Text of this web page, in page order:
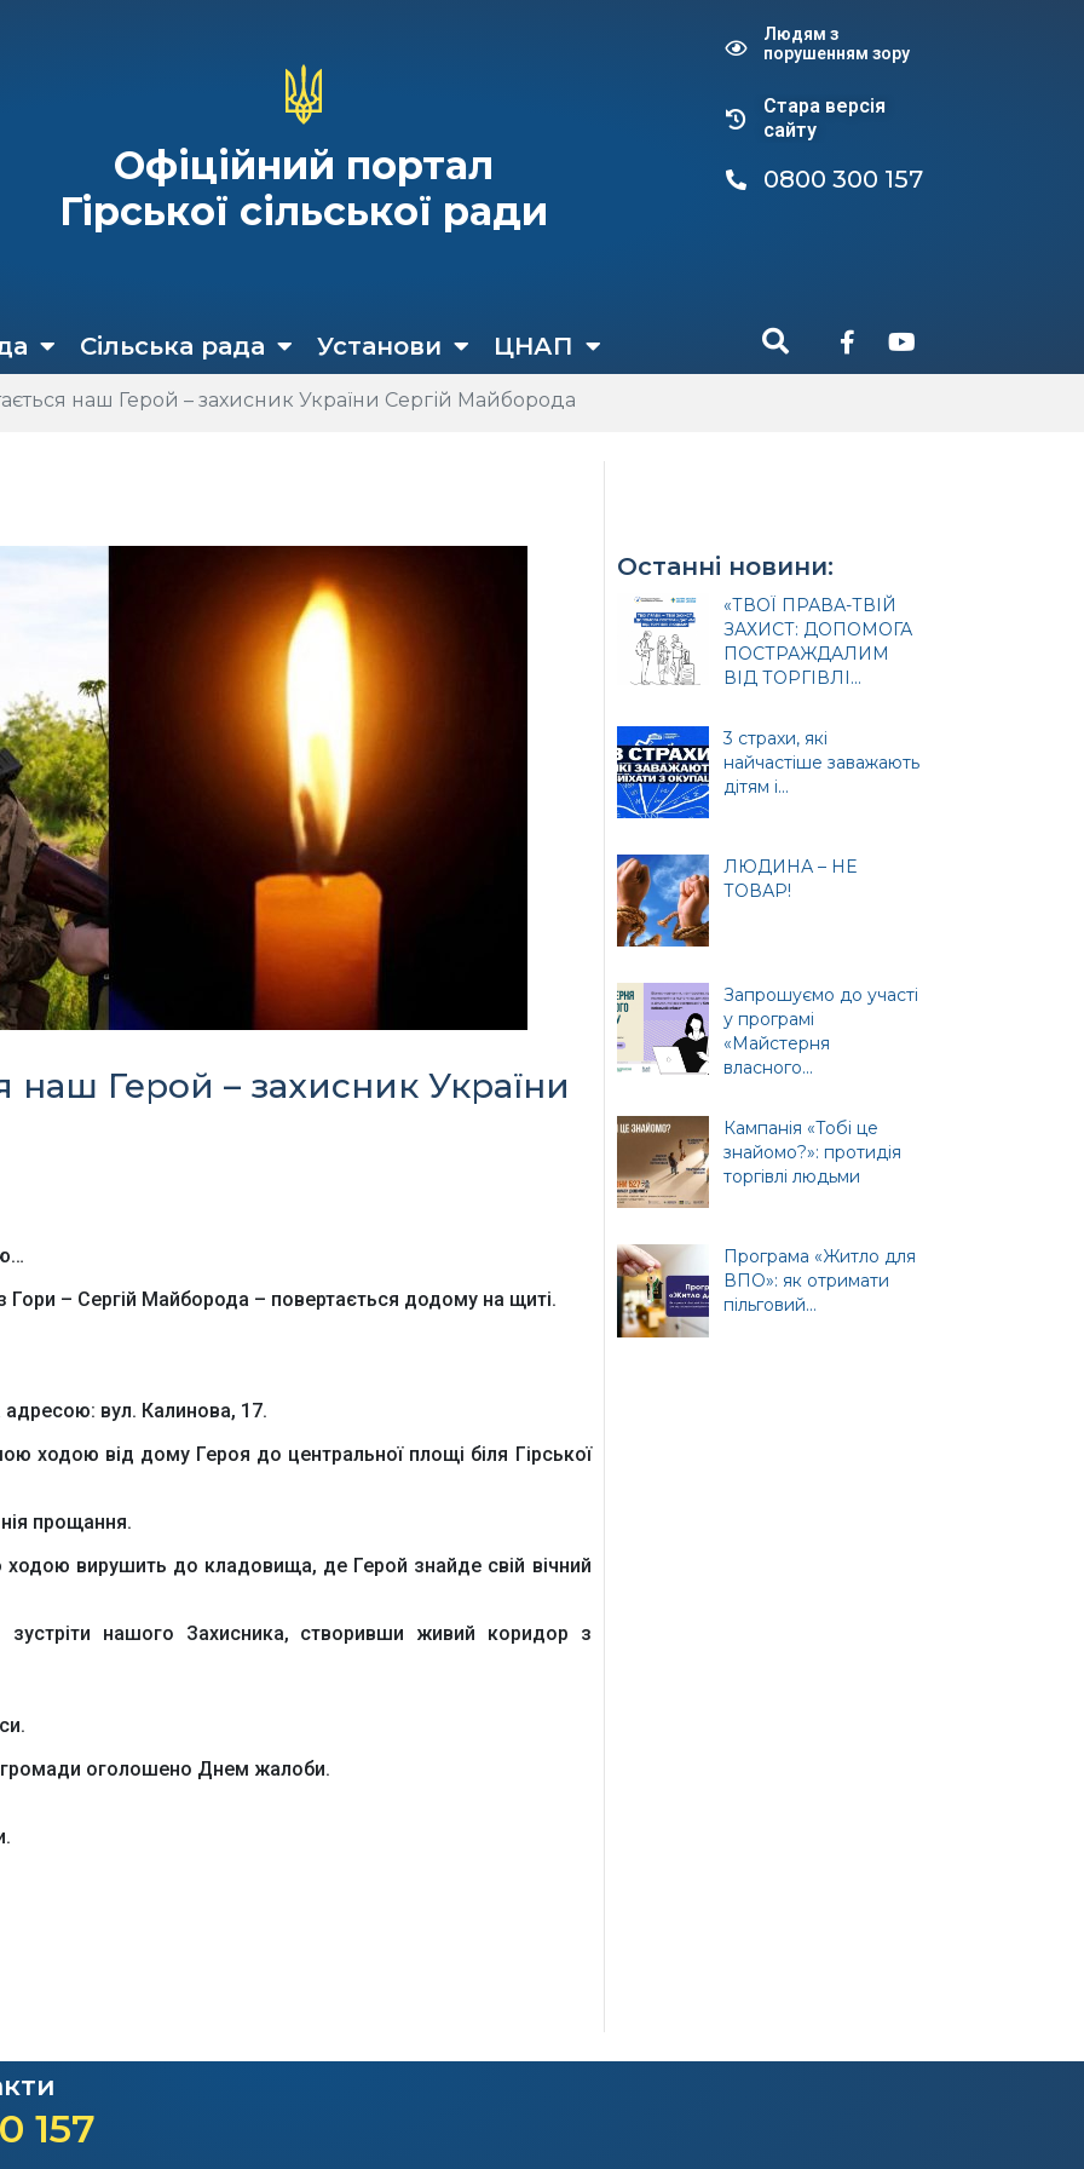
Офіційний портал
Гірської сільської ради
Людям з
порушенням зору
Стара версiя
сайту
0800 300 157
Сільська рада Установи ЦНАП
наш Герой – захисник України Сергій Майборода
наш Герой – захисник України
Гори – Сергій Майборода – повертається додому на щиті.
вул. Калинова, 17.
ходою від дому Героя до центральної площі біля Гірської
прощання.
ходою вирушить до кладовища, де Герой знайде свій вічний
нашого Захисника, створивши живий коридор з
громади оголошено Днем жалоби.
Останні новини:
«ТВОЇ ПРАВА-ТВІЙ
ЗАХИСТ: ДОПОМОГА
ПОСТРАЖДАЛИМ
ВІД ТОРГІВЛІ...
3 страхи, які
найчастіше заважають
дітям і...
ЛЮДИНА – НЕ
ТОВАР!
Запрошуємо до участі
у програмі
«Майстерня
власного...
Кампанія «Тобі це
знайомо?»: протидія
торгівлі людьми
Програма «Житло для
ВПО»: як отримати
пільговий...
157
Президента України
РДА